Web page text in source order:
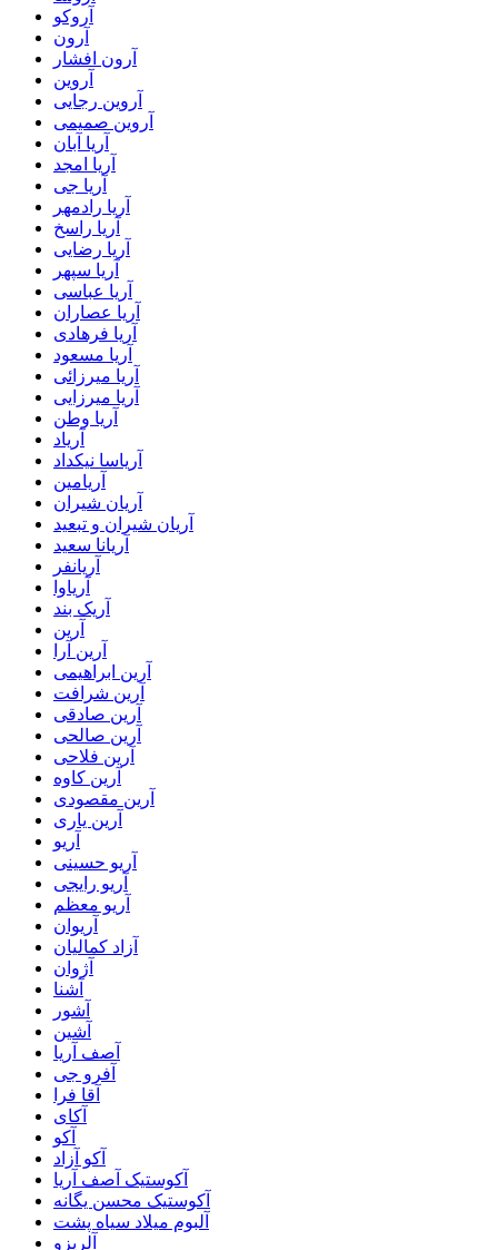
آروکو
آرون
آرون افشار
آروین
آروین رجایی
آروین صمیمی
آریا آبان
آریا امجد
آریا جی
آریا رادمهر
آریا راسخ
آریا رضایی
آریا سپهر
آریا عباسی
آریا عصاران
آریا فرهادی
آریا مسعود
آریا میرزائی
آریا میرزایی
آریا وطن
آریاد
آریاسا نیکداد
آریامین
آریان شیران
آریان شیران و تبعید
آریانا سعید
آریانفر
آریاوا
آریک بند
آرین
آرین آرا
آرین ابراهیمی
آرین شرافت
آرین صادقی
آرین صالحی
آرین فلاحی
آرین کاوه
آرین مقصودی
آرین یاری
آریو
آریو حسینی
آریو رایجی
آریو معظم
آریوان
آزاد کمالیان
آژوان
آشنا
آشور
آشین
آصف آریا
آفرو جی
آقا فرا
آکای
آکو
آکو آزاد
آکوستیک آصف آریا
آکوستیک محسن یگانه
آلبوم میلاد سیاه پشت
آلریزو